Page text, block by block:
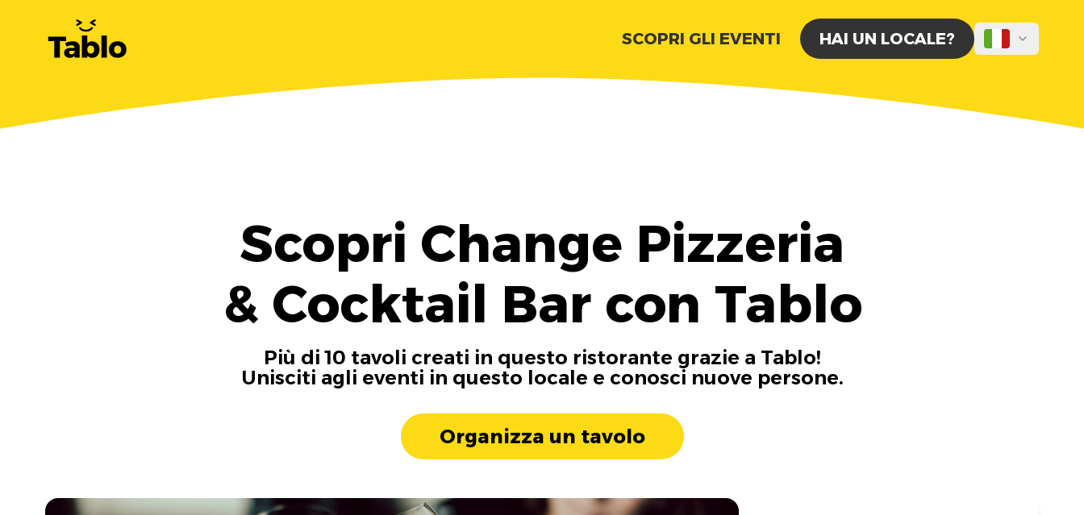
SCOPRI GLI EVENTI HAI UN LOCALE?
Scopri Change Pizzeria
& Cocktail Bar con Tablo
Più di 10 tavoli creati in questo ristorante grazie a Tablo!
Unisciti agli eventi in questo locale e conosci nuove persone.
Organizza un tavolo